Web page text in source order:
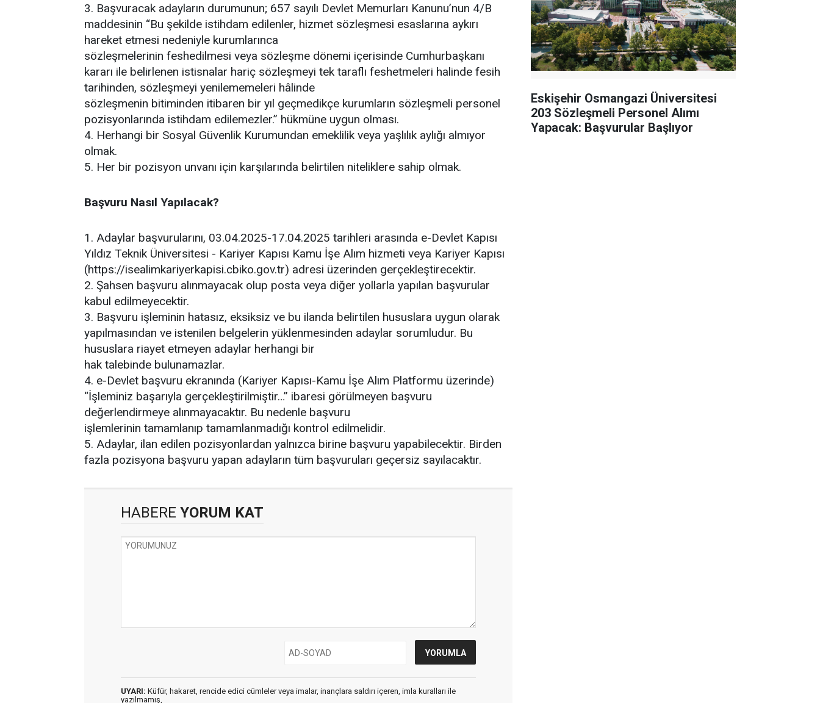
3. Başvuracak adayların durumunun; 657 sayılı Devlet Memurları Kanunu’nun 4/B
maddesinin “Bu şekilde istihdam edilenler, hizmet sözleşmesi esaslarına aykırı
hareket etmesi nedeniyle kurumlarınca
sözleşmelerinin feshedilmesi veya sözleşme dönemi içerisinde Cumhurbaşkanı
kararı ile belirlenen istisnalar hariç sözleşmeyi tek taraflı feshetmeleri halinde fesih
tarihinden, sözleşmeyi yenilememeleri hâlinde
sözleşmenin bitiminden itibaren bir yıl geçmedikçe kurumların sözleşmeli personel
pozisyonlarında istihdam edilemezler.” hükmüne uygun olması.
4. Herhangi bir Sosyal Güvenlik Kurumundan emeklilik veya yaşlılık aylığı almıyor
olmak.
5. Her bir pozisyon unvanı için karşılarında belirtilen niteliklere sahip olmak.
Başvuru Nasıl Yapılacak?
1. Adaylar başvurularını, 03.04.2025-17.04.2025 tarihleri arasında e-Devlet Kapısı
Yıldız Teknik Üniversitesi - Kariyer Kapısı Kamu İşe Alım hizmeti veya Kariyer Kapısı
(https://isealimkariyerkapisi.cbiko.gov.tr) adresi üzerinden gerçekleştirecektir.
2. Şahsen başvuru alınmayacak olup posta veya diğer yollarla yapılan başvurular
kabul edilmeyecektir.
3. Başvuru işleminin hatasız, eksiksiz ve bu ilanda belirtilen hususlara uygun olarak
yapılmasından ve istenilen belgelerin yüklenmesinden adaylar sorumludur. Bu
hususlara riayet etmeyen adaylar herhangi bir
hak talebinde bulunamazlar.
4. e-Devlet başvuru ekranında (Kariyer Kapısı-Kamu İşe Alım Platformu üzerinde)
“İşleminiz başarıyla gerçekleştirilmiştir…” ibaresi görülmeyen başvuru
değerlendirmeye alınmayacaktır. Bu nedenle başvuru
işlemlerinin tamamlanıp tamamlanmadığı kontrol edilmelidir.
5. Adaylar, ilan edilen pozisyonlardan yalnızca birine başvuru yapabilecektir. Birden
fazla pozisyona başvuru yapan adayların tüm başvuruları geçersiz sayılacaktır.
HABERE YORUM KAT
UYARI: Küfür, hakaret, rencide edici cümleler veya imalar, inançlara saldırı içeren, imla kuralları ile
yazılmamış,
Eskişehir Osmangazi Üniversitesi
203 Sözleşmeli Personel Alımı
Yapacak: Başvurular Başlıyor